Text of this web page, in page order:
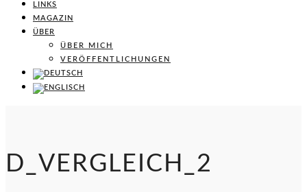
LINKS
MAGAZIN
ÜBER
ÜBER MICH
VERÖFFENTLICHUNGEN
D_VERGLEICH_2